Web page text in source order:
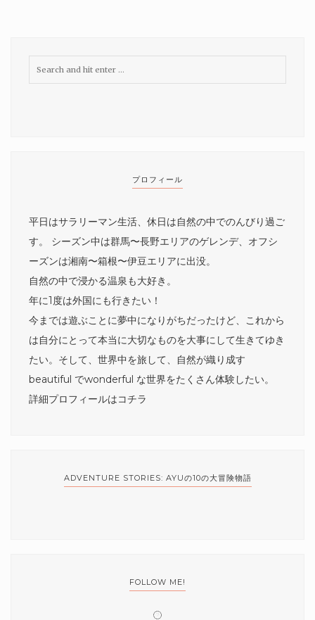
プロフィール
平日はサラリーマン生活、休日は自然の中でのんびり過ご
す。 シーズン中は群馬〜長野エリアのゲレンデ、オフシ
ーズンは湘南〜箱根〜伊豆エリアに出没。
自然の中で浸かる温泉も大好き。
年に1度は外国にも行きたい！
今までは遊ぶことに夢中になりがちだったけど、これから
は自分にとって本当に大切なものを大事にして生きてゆき
たい。そして、世界中を旅して、自然が織り成す
beautiful でwonderful な世界をたくさん体験したい。
詳細プロフィールはコチラ
ADVENTURE STORIES: AYUの10の大冒険物語
FOLLOW ME!